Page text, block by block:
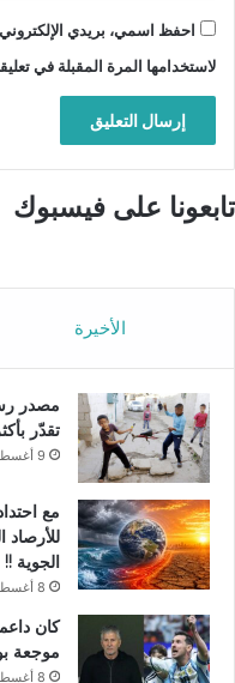
احفظ اسمي، بريدي
لاستخدامها المرة المقبلة في
تابعونا على فيسبوك
الأخيرة
مصدر
تقدّر بأكثر من
9 أغسطس، 2026
مع
للأرصاد
الجوية !!
8 أغسطس، 2026
كان
موجعة
8 أغسطس، 2026